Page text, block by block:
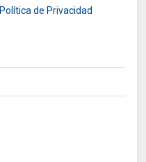
Política de Privacidad